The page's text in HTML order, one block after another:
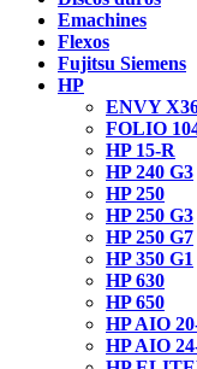
Emachines
Flexos
Fujitsu Siemens
HP
ENVY
FOLIO
HP 15-R
HP 240 G3
HP 250
HP 250 G3
HP 250 G7
HP 350 G1
HP 630
HP 650
HP AIO
HP AIO